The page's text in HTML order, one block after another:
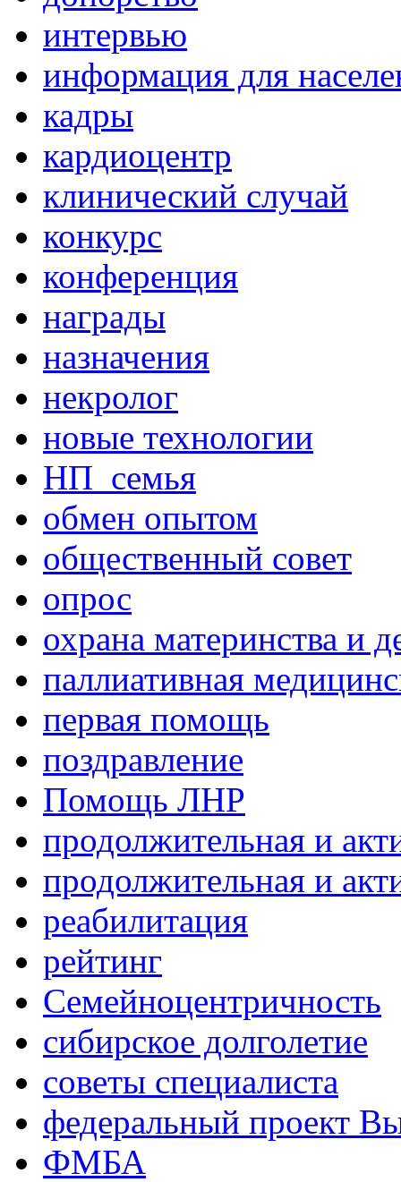
интервью
информация для
кадры
кардиоцентр
клинический случай
конкурс
конференция
награды
назначения
некролог
новые технологии
НП_семья
обмен опытом
общественный совет
опрос
охрана материнства и
паллиативная
первая помощь
поздравление
Помощь ЛНР
продолжительная и
продолжительная и
реабилитация
рейтинг
Семейноцентричность
сибирское долголетие
советы специалиста
федеральный проект
ФМБА